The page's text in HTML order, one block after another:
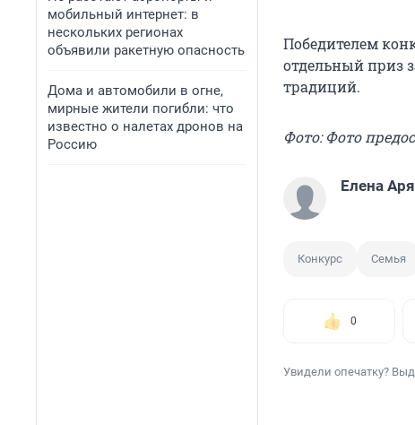
мобильный интернет: в
нескольких регионах
объявили ракетную опасность
Дома и автомобили в огне,
мирные жители погибли: что
известно о налетах дронов на
Россию
Победителем
отдельный приз
традиций.
Фото: Фото
Елена
Конкурс Семья
0
Увидели опечатку?